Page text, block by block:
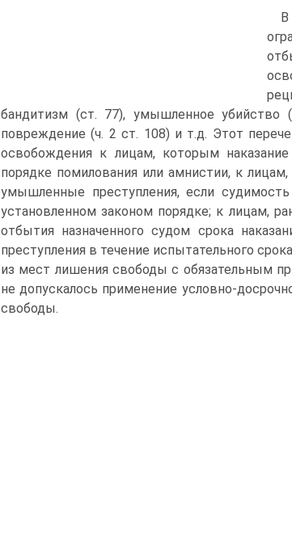
бандитизм (ст. 77), умышленное
повреждение (ч. 2 ст. 108) и т.д. Этот
освобождения к лицам, которым
порядке помилования или амнистии, к
умышленные преступления, если
установленном законом порядке; к лицам,
отбытия назначенного судом срока
преступления в течение испытательного
из мест лишения свободы с обязательным
не допускалось применение условно-
свободы.